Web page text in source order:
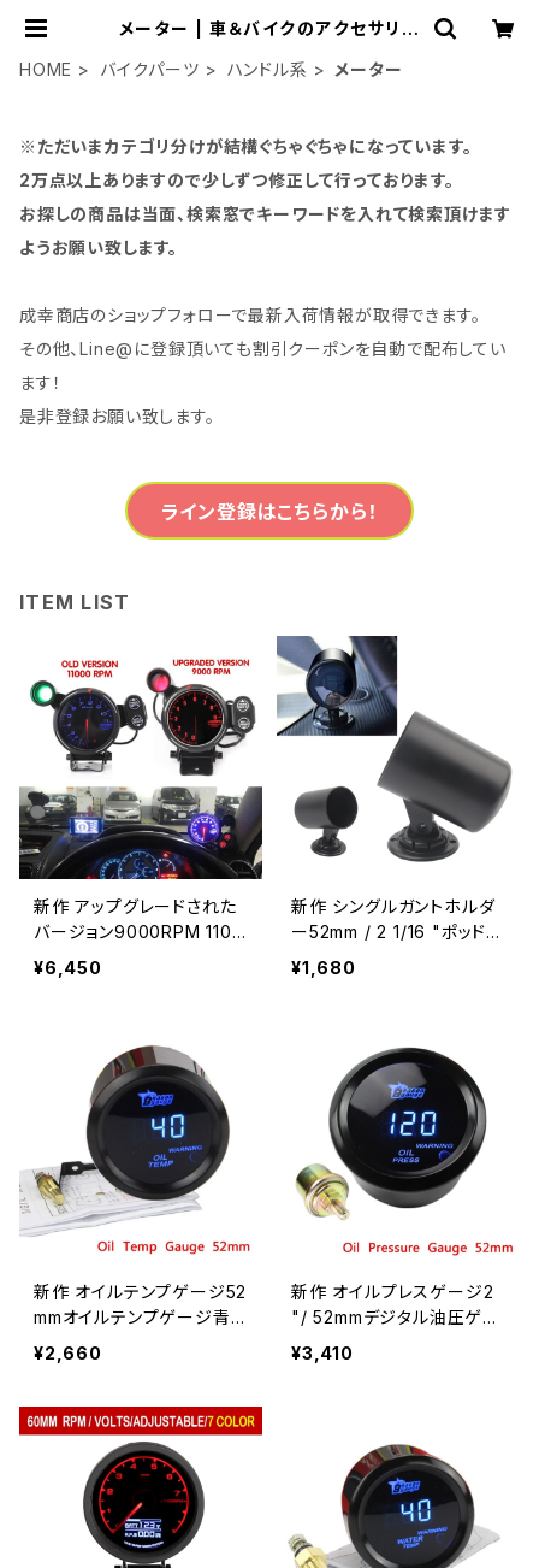
メーター | 車＆バイクのアクセサリー
幸商店」
HOME バイクパーツ ハンドル系 メーター
※ただいまカテゴリ分けが結構ぐちゃぐちゃになっています。
2万点以上ありますので少しずつ修正して行っております。
お探しの商品は当面、検索窓でキーワードを入れて検索頂けます
ようお願い致します。
成幸商店のショップフォローで最新入荷情報が取得できます。
その他、Line@に登録頂いても割引クーポンを自動で配布してい
ます！
是非登録お願い致します。
ライン登録はこちらから！
ITEM LIST
新作 アップグレードされた
バージョン9000RPM 1100
0 RPM 80mmLEDタコメー
ターレーシングカー再装着
¥6,450
新作 シングルガントホルダ
ー52mm / 2 1/16 "ポッドは
自動メーターゲージスピー
ドメーターブラケットに適合
¥1,680
新作 オイルテンプゲージ52
mmオイルテンプゲージ青
色LED40〜150摂氏温度カ
ーメーターブラックシェル12
l
¥2,660
新作 オイルプレスゲージ2
"/ 52mmデジタル油圧ゲー
ジセンサー/カーメーター部
品付き
¥3,410